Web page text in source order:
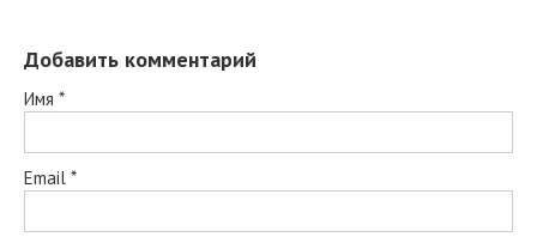
Добавить комментарий
Имя *
Email *